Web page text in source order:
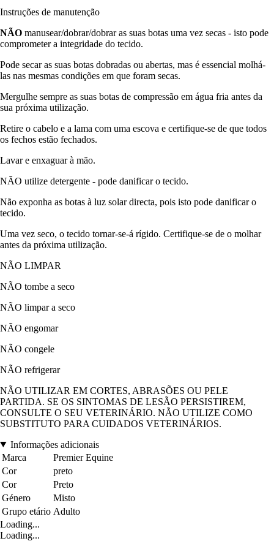
Instruções de manutenção
NÃO manusear/dobrar/dobrar as suas botas uma vez secas - isto pode
comprometer a integridade do tecido.
Pode secar as suas botas dobradas ou abertas, mas é essencial molhá-
las nas mesmas condições em que foram secas.
Mergulhe sempre as suas botas de compressão em água fria antes da
sua próxima utilização.
Retire o cabelo e a lama com uma escova e certifique-se de que todos
os fechos estão fechados.
Lavar e enxaguar à mão.
NÃO utilize detergente - pode danificar o tecido.
Não exponha as botas à luz solar directa, pois isto pode danificar o
tecido.
Uma vez seco, o tecido tornar-se-á rígido. Certifique-se de o molhar
antes da próxima utilização.
NÃO LIMPAR
NÃO tombe a seco
NÃO limpar a seco
NÃO engomar
NÃO congele
NÃO refrigerar
NÃO UTILIZAR EM CORTES, ABRASÕES OU PELE
PARTIDA. SE OS SINTOMAS DE LESÃO PERSISTIREM,
CONSULTE O SEU VETERINÁRIO. NÃO UTILIZE COMO
SUBSTITUTO PARA CUIDADOS VETERINÁRIOS.
Informações adicionais
Marca
Premier Equine
Cor
preto
Cor
Preto
Género
Misto
Grupo etário Adulto
Loading...
Loading...